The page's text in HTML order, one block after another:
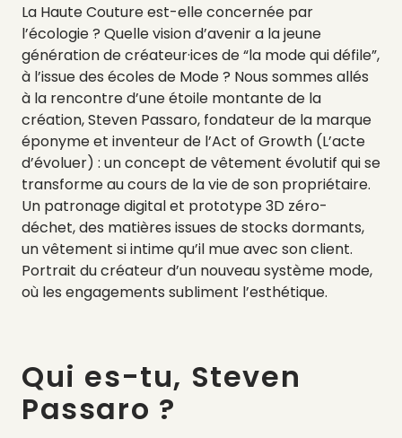
La Haute Couture est-elle concernée par
l’écologie ? Quelle vision d’avenir a la jeune
génération de créateur·ices de “la mode qui défile”,
à l’issue des écoles de Mode ? Nous sommes allés
à la rencontre d’une étoile montante de la
création, Steven Passaro, fondateur de la marque
éponyme et inventeur de l’Act of Growth (L’acte
d’évoluer) : un concept de vêtement évolutif qui se
transforme au cours de la vie de son propriétaire.
Un patronage digital et prototype 3D zéro-
déchet, des matières issues de stocks dormants,
un vêtement si intime qu’il mue avec son client.
Portrait du créateur d’un nouveau système mode,
où les engagements subliment l’esthétique.
Qui es-tu, Steven
Passaro ?